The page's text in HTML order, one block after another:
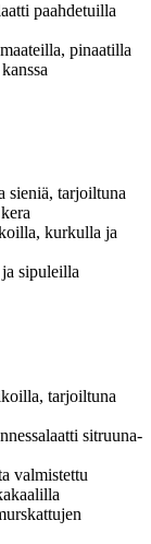
paahdetuilla
pinaatilla
sieniä, tarjoiltuna
kurkulla ja
sipuleilla
tarjoiltuna
sitruuna-
valmistettu